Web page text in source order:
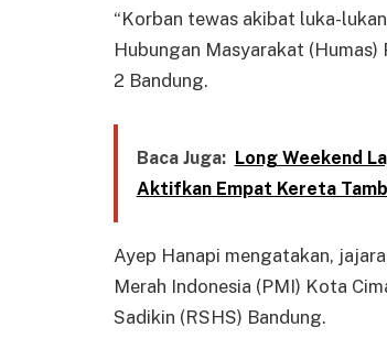
“Korban tewas akibat luka-
Hubungan Masyarakat (Humas)
2 Bandung.
Baca Juga:
Long Weekend
Aktifkan Empat Kereta
Ayep Hanapi mengatakan,
Merah Indonesia (PMI) Kota
Sadikin (RSHS) Bandung.